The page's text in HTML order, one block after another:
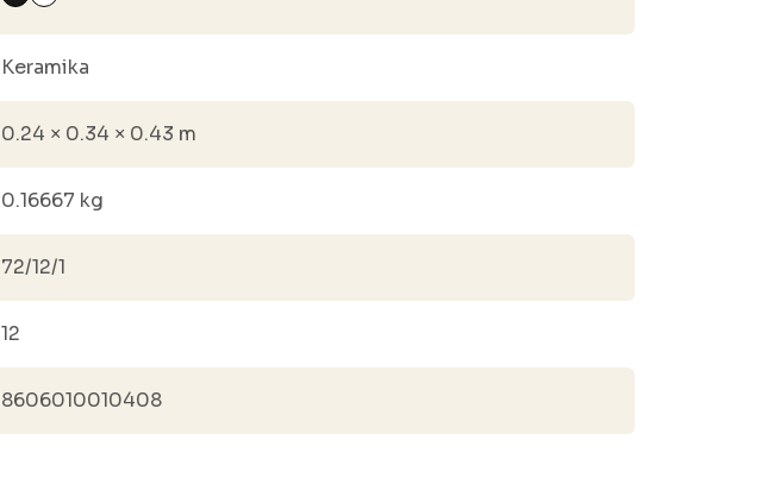
Keramika
0.24 × 0.34 × 0.43 m
0.16667 kg
72/12/1
12
8606010010408